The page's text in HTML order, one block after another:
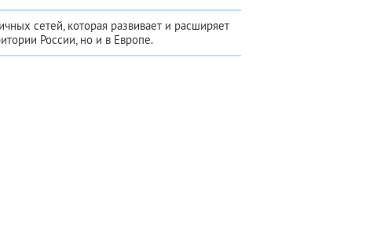
сетей, которая развивает и расширяет
России, но и в Европе.